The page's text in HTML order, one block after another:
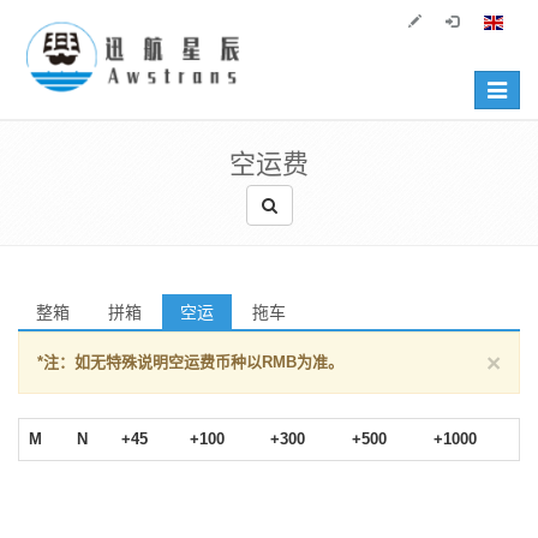
Toggle
空运费
整箱 拼箱 空运 拖车
×
*注：如无特殊说明空运费币种以RMB为准。
M N +45 +100 +300 +500 +1000